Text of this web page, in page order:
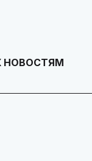
НОВОСТЯМ